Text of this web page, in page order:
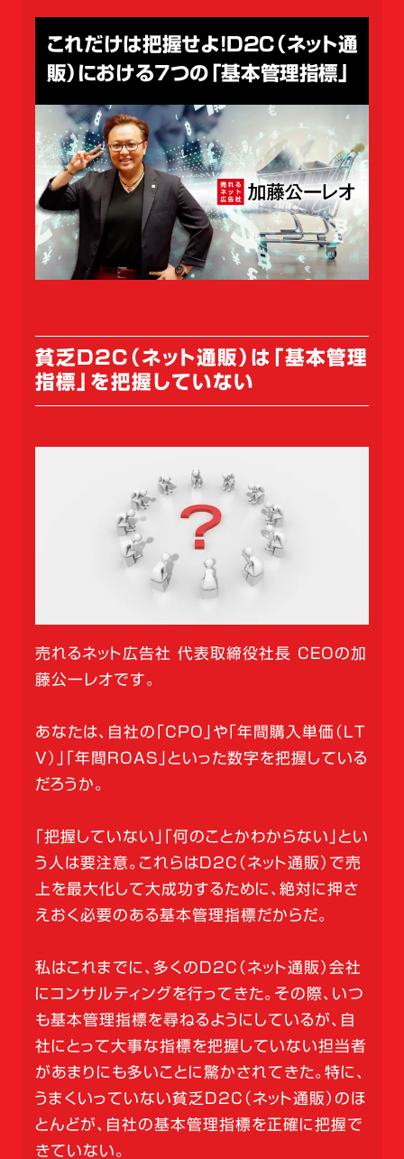
これだけは把握せよ！D2C（ネット通
販）における7つの「基本管理指標」
貧乏D2C（ネット通販）は「基本管理
指標」を把握していない
売れるネット広告社 代表取締役社長 CEOの加
藤公一レオです。
あなたは、自社の「CPO」や「年間購入単価（LT
V）」「年間ROAS」といった数字を把握している
だろうか。
「把握していない」「何のことかわからない」とい
う人は要注意。これらはD2C（ネット通販）で売
上を最大化して大成功するために、絶対に押さ
えおく必要のある基本管理指標だからだ。
私はこれまでに、多くのD2C（ネット通販）会社
にコンサルティングを行ってきた。その際、いつ
も基本管理指標を尋ねるようにしているが、自
社にとって大事な指標を把握していない担当者
があまりにも多いことに驚かされてきた。特に、
うまくいっていない貧乏D2C（ネット通販）のほ
とんどが、自社の基本管理指標を正確に把握で
きていない。